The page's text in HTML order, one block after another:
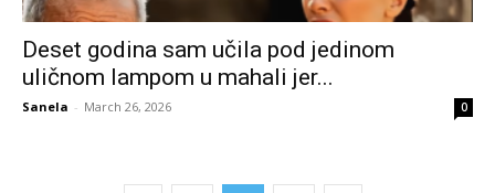
Deset godina sam učila pod jedinom
uličnom lampom u mahali jer...
Sanela - March 26, 2026 0